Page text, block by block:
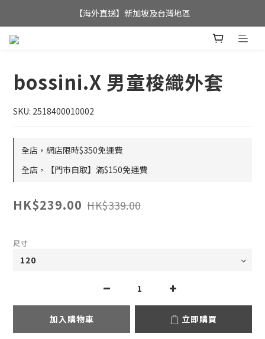
全店滿$350，即可享港澳地區免運費;
【海外直送】新加坡及台灣地區
bossini.X 男童梭織外套
SKU: 2518400010002
全店，網店限時$350免運費
全店，【門市自取】滿$150免運費
HK$239.00 HK$339.00
尺寸
加入購物車 立即購買